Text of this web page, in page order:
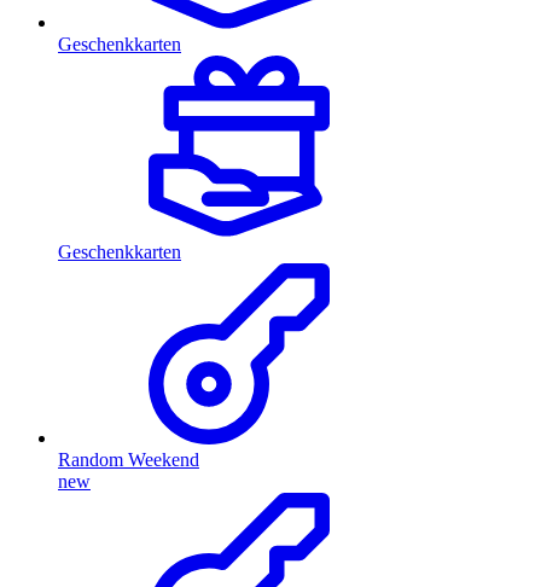
Geschenkkarten
Geschenkkarten
Random Weekend
new